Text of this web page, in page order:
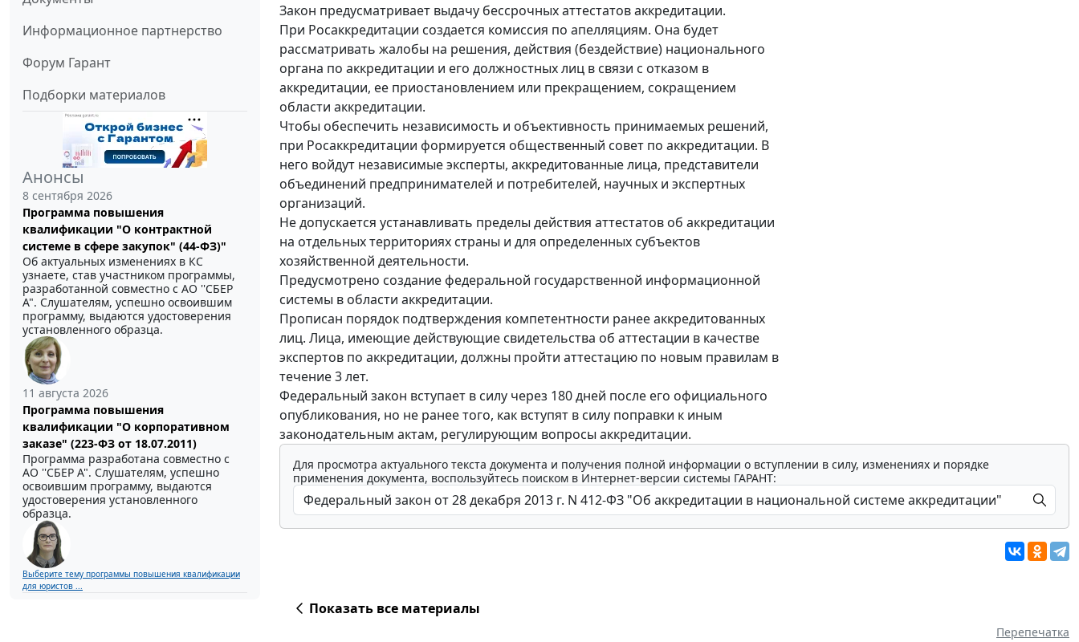
Информационное партнерство
Форум Гарант
Подборки материалов
Анонсы
8 сентября 2026
Программа повышения
квалификации "О контрактной
системе в сфере закупок" (44-ФЗ)"
Об актуальных изменениях в КС
узнаете, став участником программы,
разработанной совместно с АО ''СБЕР
А". Слушателям, успешно освоившим
программу, выдаются удостоверения
установленного образца.
11 августа 2026
Программа повышения
квалификации "О корпоративном
заказе" (223-ФЗ от 18.07.2011)
Программа разработана совместно с
АО ''СБЕР А". Слушателям, успешно
освоившим программу, выдаются
удостоверения установленного
образца.
Выберите тему программы повышения квалификации
для юристов ...
Закон предусматривает выдачу бессрочных аттестатов аккредитации.
При Росаккредитации создается комиссия по апелляциям. Она будет
рассматривать жалобы на решения, действия (бездействие) национального
органа по аккредитации и его должностных лиц в связи с отказом в
аккредитации, ее приостановлением или прекращением, сокращением
области аккредитации.
Чтобы обеспечить независимость и объективность принимаемых решений,
при Росаккредитации формируется общественный совет по аккредитации. В
него войдут независимые эксперты, аккредитованные лица, представители
объединений предпринимателей и потребителей, научных и экспертных
организаций.
Не допускается устанавливать пределы действия аттестатов об аккредитации
на отдельных территориях страны и для определенных субъектов
хозяйственной деятельности.
Предусмотрено создание федеральной государственной информационной
системы в области аккредитации.
Прописан порядок подтверждения компетентности ранее аккредитованных
лиц. Лица, имеющие действующие свидетельства об аттестации в качестве
экспертов по аккредитации, должны пройти аттестацию по новым правилам в
течение 3 лет.
Федеральный закон вступает в силу через 180 дней после его официального
опубликования, но не ранее того, как вступят в силу поправки к иным
законодательным актам, регулирующим вопросы аккредитации.
Для просмотра актуального текста документа и получения полной информации о вступлении в силу, изменениях и порядке
применения документа, воспользуйтесь поиском в Интернет-версии системы ГАРАНТ:
Показать все материалы
Перепечатка